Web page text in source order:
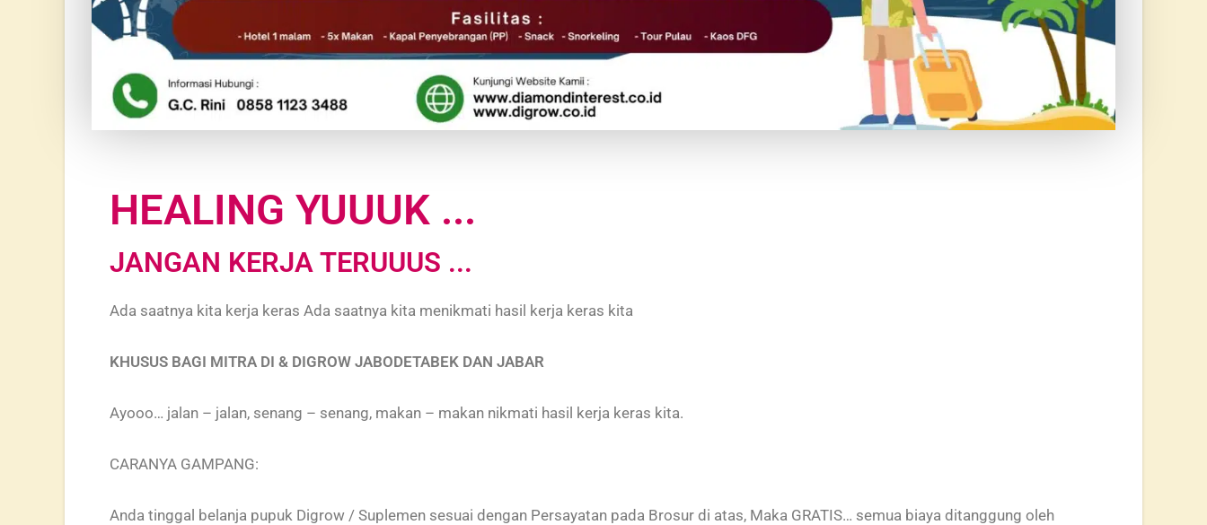
HEALING YUUUK ...
JANGAN KERJA TERUUUS ...
Ada saatnya kita kerja keras Ada saatnya kita menikmati hasil kerja keras kita
KHUSUS BAGI MITRA DI & DIGROW JABODETABEK DAN JABAR
Ayooo… jalan – jalan, senang – senang, makan – makan nikmati hasil kerja keras kita.
CARANYA GAMPANG:
Anda tinggal belanja pupuk Digrow / Suplemen sesuai dengan Persayatan pada Brosur di atas, Maka GRATIS… semua biaya ditanggung oleh